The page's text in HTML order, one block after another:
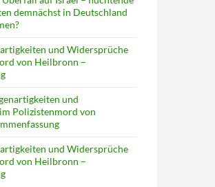
demnächst in Deutschland
und Widersprüche
von Heilbronn –
und
Polizistenmord von
und Widersprüche
von Heilbronn –